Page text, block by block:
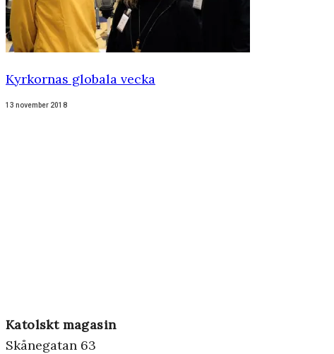
Kyrkornas globala vecka
13 november 2018
Katolskt magasin
Skånegatan 63